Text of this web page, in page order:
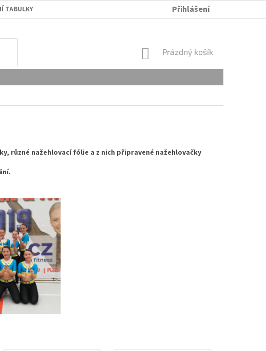
TABULKY OBCHODNÍ PODMÍNKY
Přihlášení
NÁKUPNÍ
Prázdný košík
různé nažehlovací fólie a z nich připravené nažehlovačky